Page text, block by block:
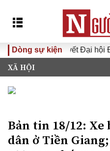
Dòng sự kiện
Đưa Nghị quyết Đại hội Đảng
XÃ HỘI
Bản tin 18/12:
dân ở Tiền